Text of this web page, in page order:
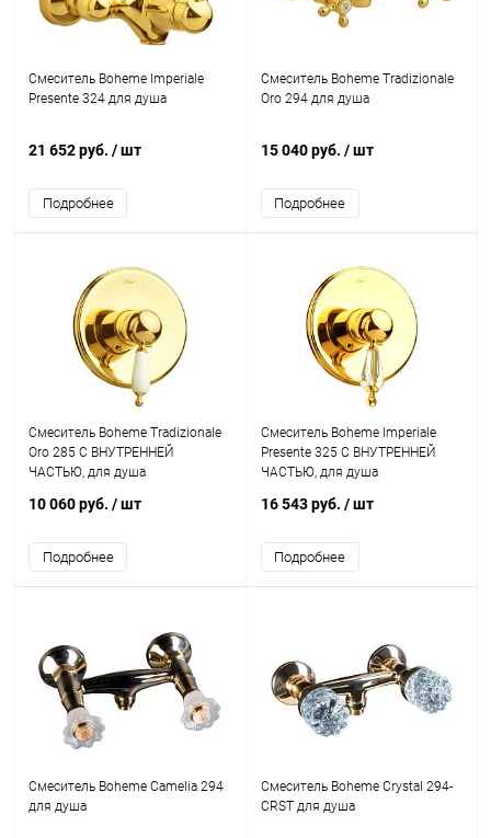
Смеситель Boheme Imperiale
Presente 324 для душа
21 652 руб. / шт
Подробнее
Смеситель Boheme Tradizionale
Oro 294 для душа
15 040 руб. / шт
Подробнее
Смеситель Boheme Tradizionale
Oro 285 С ВНУТРЕННЕЙ
ЧАСТЬЮ, для душа
10 060 руб. / шт
Подробнее
Смеситель Boheme Imperiale
Presente 325 С ВНУТРЕННЕЙ
ЧАСТЬЮ, для душа
16 543 руб. / шт
Подробнее
Смеситель Boheme Camelia 294
для душа
Смеситель Boheme Crystal 294-
CRST для душа